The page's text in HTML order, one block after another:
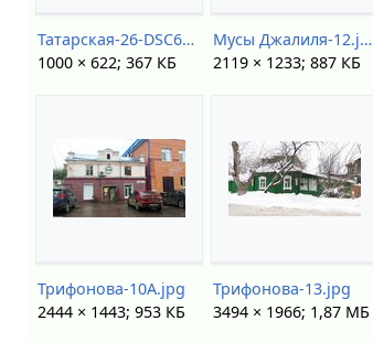
Татарская-26-DSC62602.jpg
1000 × 622; 367 КБ
Мусы Джалиля-12.jpg
2119 × 1233; 887 КБ
Трифонова-10А.jpg
2444 × 1443; 953 КБ
Трифонова-13.jpg
3494 × 1966; 1,87 МБ